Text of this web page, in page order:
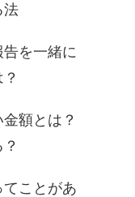
法
を一緒に
額とは？
ことがあ